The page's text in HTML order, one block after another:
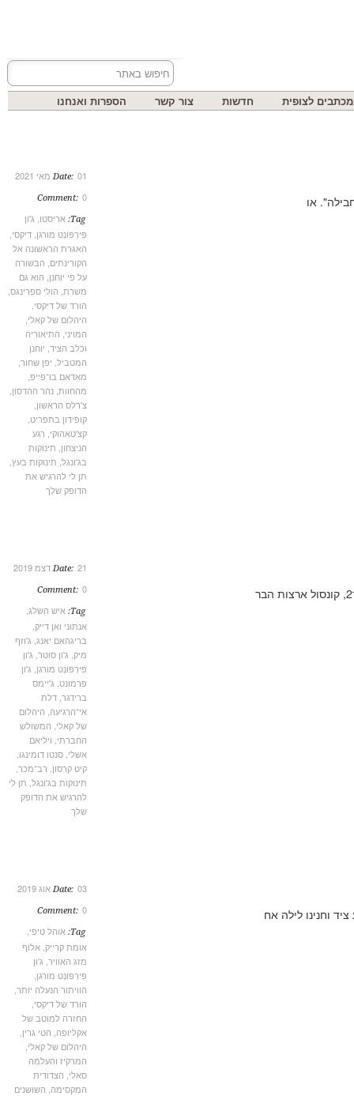
לצופית חדשות צור קשר הספרות ואנחנו
Date:
Comment:
אריסטו,ג'ון
פִּירְפּוֹנְט מורגן,דיקסי,
האגרת הראשונה אל
הקורינתים,הבשורה
על פי יוחנן ,הוא גם
משרת,הולי ספרינגס,
הורד של דיקסי,
היהלום של קאלי,
המויני,התיאוריה
וכלב הציד,יוחנן
המטביל,יפן שחור,
מאדאם בו־פייפ,
מהחוות,נהר ההדסון,
צ'רלס הראשון,
קופידון בתפריט,
קצ'טאהוקי,רגע
הניצחון,תינוקות
בג'ונגל,תינוקות בעץ ,
תן לי להרגיש את
הדופק שלך
Date:
Comment:
איש השלג,
אנתוני ואן דייק ,
בריגהאם יאנג ,ג'וזף
,ג'ון סוטר,ג'ון
פִּירְפּוֹנְט מורגן,ג'ון
פרמונט,ג'יימס
ברידגר,דלת
אי־הרגיעה,היהלום
של קאלי,המשולש
החברתי,ויליאם
אשלי,סנטו דומינגו,
קיט קרסון,רב־מכר,
תינוקות בג'ונגל,תן לי
להרגיש את הדופק
Date:
Comment:
אוהל טיפי,
אומת קרייק,אלוף
מזג האוויר,ג'ון
פִּירְפּוֹנְט מורגן,
הוויתור הנעלה יותר ,
הורד של דיקסי,
החזרה למוטב של
אקליופה,הטי גרין
היהלום של קאלי,
המרקיז והעלמה
סאלי,הצדודית
המקסימה,השושנים